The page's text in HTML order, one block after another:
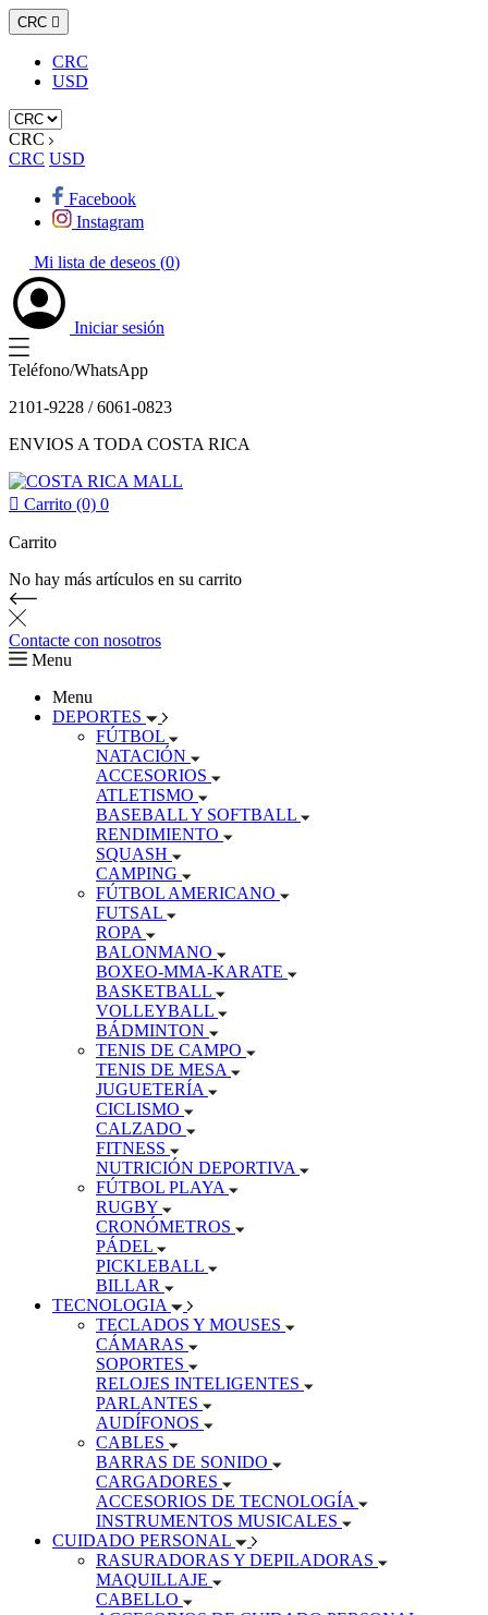
CRC 
CRC
USD
CRC
CRC USD
Facebook
Instagram
Mi lista de deseos (0)
Iniciar sesión
Teléfono/WhatsApp
2101-9228 / 6061-0823
ENVIOS A TODA COSTA RICA
 Carrito (0) 0
Carrito
No hay más artículos en su carrito
Contacte con nosotros
Menu
Menu
DEPORTES
FÚTBOL
NATACIÓN
ACCESORIOS
ATLETISMO
BASEBALL Y SOFTBALL
RENDIMIENTO
SQUASH
CAMPING
FÚTBOL AMERICANO
FUTSAL
ROPA
BALONMANO
BOXEO-MMA-KARATE
BASKETBALL
VOLLEYBALL
BÁDMINTON
TENIS DE CAMPO
TENIS DE MESA
JUGUETERÍA
CICLISMO
CALZADO
FITNESS
NUTRICIÓN DEPORTIVA
FÚTBOL PLAYA
RUGBY
CRONÓMETROS
PÁDEL
PICKLEBALL
BILLAR
TECNOLOGIA
TECLADOS Y MOUSES
CÁMARAS
SOPORTES
RELOJES INTELIGENTES
PARLANTES
AUDÍFONOS
CABLES
BARRAS DE SONIDO
CARGADORES
ACCESORIOS DE TECNOLOGÍA
INSTRUMENTOS MUSICALES
CUIDADO PERSONAL
RASURADORAS Y DEPILADORAS
MAQUILLAJE
CABELLO